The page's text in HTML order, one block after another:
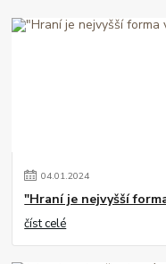
04.01.2024
"Hraní je nejvyšší
číst celé